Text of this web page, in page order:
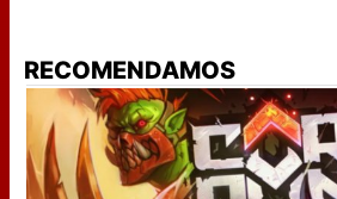
RECOMENDAMOS